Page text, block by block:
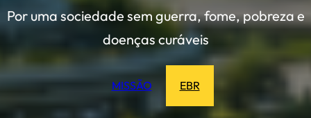
Por uma sociedade sem guerra, fome, pobreza e
doenças curáveis
MISSÃO EBR